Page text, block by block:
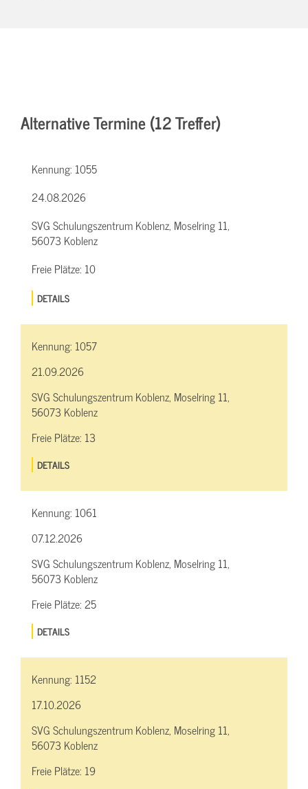
Alternative Termine (12 Treffer)
Kennung: 1055
24.08.2026
SVG Schulungszentrum Koblenz, Moselring 11,
56073 Koblenz
Freie Plätze: 10
DETAILS
Kennung: 1057
21.09.2026
SVG Schulungszentrum Koblenz, Moselring 11,
56073 Koblenz
Freie Plätze: 13
DETAILS
Kennung: 1061
07.12.2026
SVG Schulungszentrum Koblenz, Moselring 11,
56073 Koblenz
Freie Plätze:25
DETAILS
Kennung: 1152
17.10.2026
SVG Schulungszentrum Koblenz, Moselring 11,
56073 Koblenz
Freie Plätze: 19